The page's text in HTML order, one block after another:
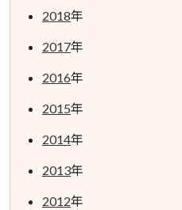
2018年
2017年
2016年
2015年
2014年
2013年
2012年